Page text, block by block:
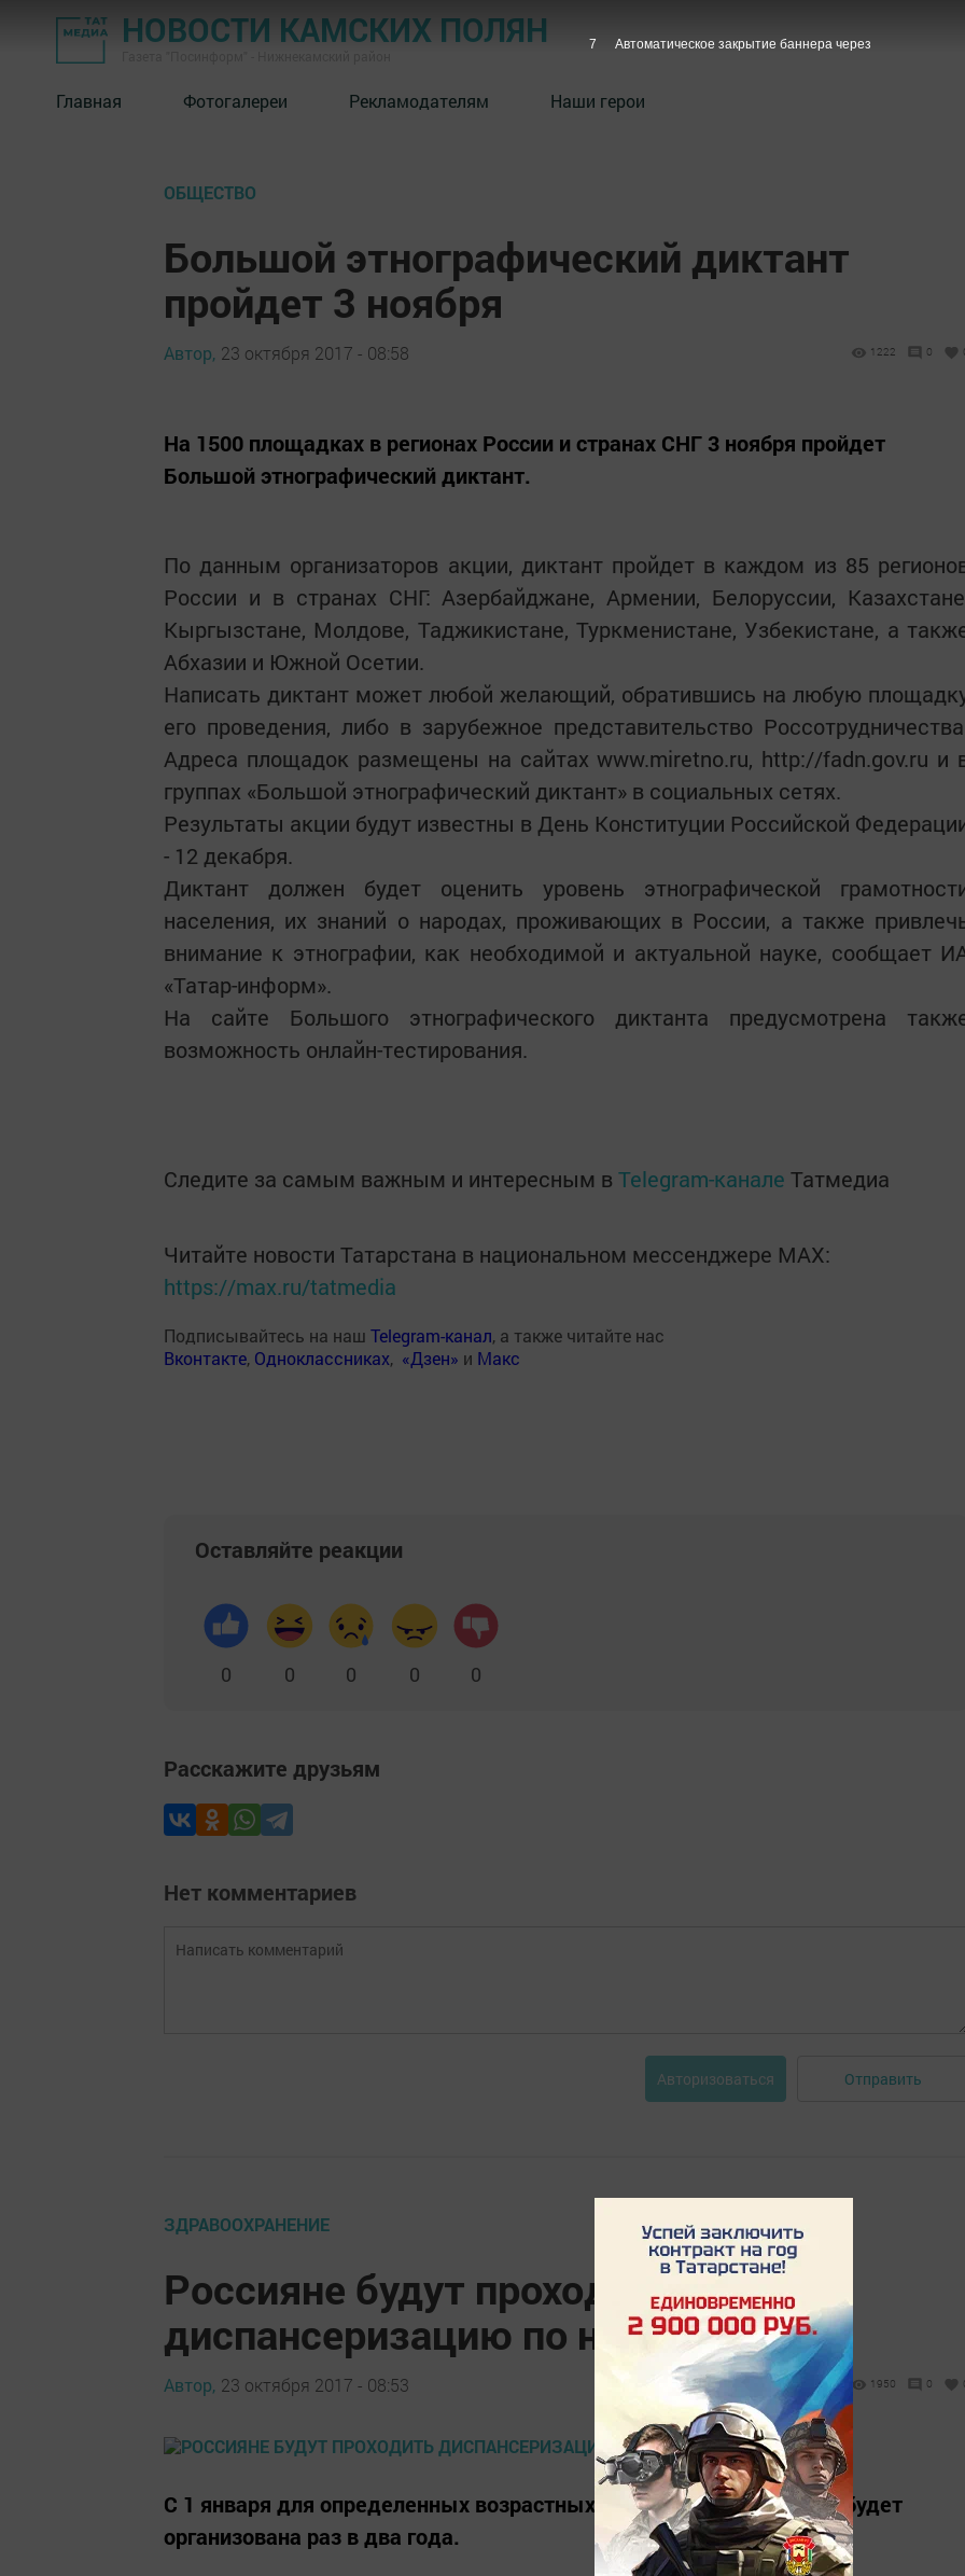
НОВОСТИ КАМСКИХ ПОЛЯН
Главная Фотогалереи Рекламодателям Наши герои
ОБЩЕСТВО
Большой этнографический диктант
пройдет 3 ноября
Автор, 23 октября 2017 - 08:58 1222 0
На 1500 площадках в регионах России и странах СНГ 3 ноября пройдет
Большой этнографический диктант.
По данным организаторов акции, диктант пройдет в каждом из 85
России и в странах СНГ: Азербайджане, Армении, Белоруссии,
Кыргызстане, Молдове, Таджикистане, Туркменистане, Узбекистане, а
Абхазии и Южной Осетии.
Написать диктант может любой желающий, обратившись на любую
его проведения, либо в зарубежное представительство
Адреса площадок размещены на сайтах www.miretno.ru, http://fadn.gov.ru и
группах «Большой этнографический диктант» в социальных сетях.
Результаты акции будут известны в День Конституции Российской
- 12 декабря.
Диктант должен будет оценить уровень этнографической
населения, их знаний о народах, проживающих в России, а также
внимание к этнографии, как необходимой и актуальной науке, сообщает
«Татар-информ».
На сайте Большого этнографического диктанта предусмотрена
возможность онлайн-тестирования.
Следите за самым важным и интересным в Telegram-канале Татмедиа
Читайте новости Татарстана в национальном мессенджере MАХ:
https://max.ru/tatmedia
Подписывайтесь на наш Telegram-канал, а также читайте нас
Вконтакте, Одноклассниках, «Дзен» и Макс
Оставляйте реакции
0 0 0 0 0
Расскажите друзьям
Нет комментариев
Авторизоваться Отправить
ЗДРАВООХРАНЕНИЕ
Россияне будут проходить
диспансеризацию по новой схеме
Автор, 23 октября 2017 - 08:53 1950 0
С 1 января для определенных возрастных групп диспансеризация будет
организована раз в два года.
6 Автоматическое закрытие баннера через